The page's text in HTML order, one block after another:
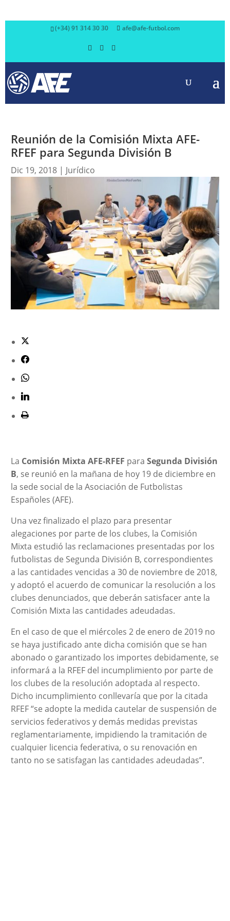
(+34) 91 314 30 30 afe@afe-futbol.com
Reunión de la Comisión Mixta AFE-
RFEF para Segunda División B
Dic 19, 2018| Jurídico
La Comisión Mixta AFE-RFEF para Segunda División
B, se reunió en la mañana de hoy 19 de diciembre en
la sede social de la Asociación de Futbolistas
Españoles (AFE).
Una vez finalizado el plazo para presentar
alegaciones por parte de los clubes, la Comisión
Mixta estudió las reclamaciones presentadas por los
futbolistas de Segunda División B, correspondientes
a las cantidades vencidas a 30 de noviembre de 2018,
y adoptó el acuerdo de comunicar la resolución a los
clubes denunciados, que deberán satisfacer ante la
Comisión Mixta las cantidades adeudadas.
En el caso de que el miércoles 2 de enero de 2019 no
se haya justificado ante dicha comisión que se han
abonado o garantizado los importes debidamente, se
informará a la RFEF del incumplimiento por parte de
los clubes de la resolución adoptada al respecto.
Dicho incumplimiento conllevaría que por la citada
RFEF “se adopte la medida cautelar de suspensión de
servicios federativos y demás medidas previstas
reglamentariamente, impidiendo la tramitación de
cualquier licencia federativa, o su renovación en
tanto no se satisfagan las cantidades adeudadas”.